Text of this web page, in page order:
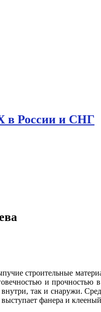
в России и СНГ
строительные
и
так и снаружи.
фанера и